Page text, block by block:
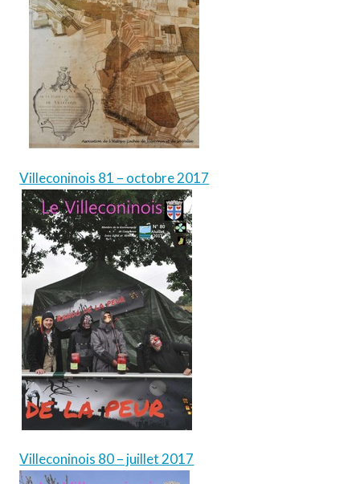
Villeconinois 81 – octobre 2017
Villeconinois 80 – juillet 2017